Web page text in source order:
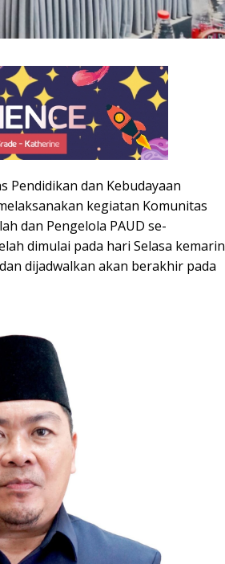
Pendidikan dan Kebudayaan
kegiatan Komunitas
dan Pengelola PAUD se-
dimulai pada hari Selasa kemarin
dijadwalkan akan berakhir pada